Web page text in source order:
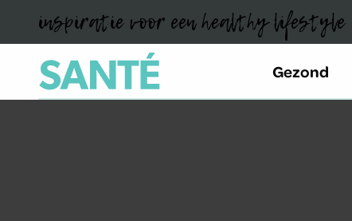
inspiratie voor een healthy lifestyle
Gezond